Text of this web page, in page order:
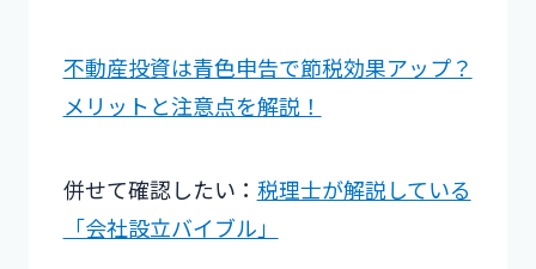
不動産投資は青色申告で節税効果アップ？
メリットと注意点を解説！
併せて確認したい： 税理士が解説している
「会社設立バイブル」